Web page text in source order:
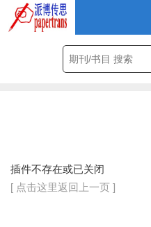
插件不存在或已关闭
[ 点击这里返回上一页 ]